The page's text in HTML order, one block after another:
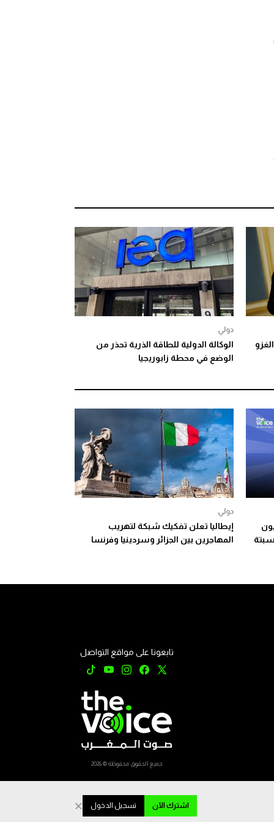
دولي
الوكالة الدولية للطاقة الذرية تحذر من
الوضع في محطة زابوريجيا
سبتة
دولي
إيطاليا تعلن تفكيك شبكة لتهريب
المهاجرين بين الجزائر وسردينيا وفرنسا
اشترك الآن تسجيل الدخول ×
تابعونا على مواقع التواصل
جميع الحقوق محفوظة © 2026